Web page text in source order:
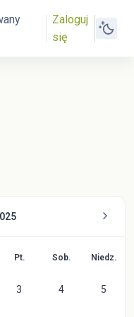
Zaloguj
się
Piątek
Pt. Sobota
Sob. Niedz.
środa, 1 października
czwartek, 2
Brak wydarzeń, piątek,
3 Brak
4 Brak
5